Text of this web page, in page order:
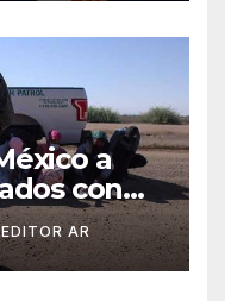
a
con
EDITOR AR